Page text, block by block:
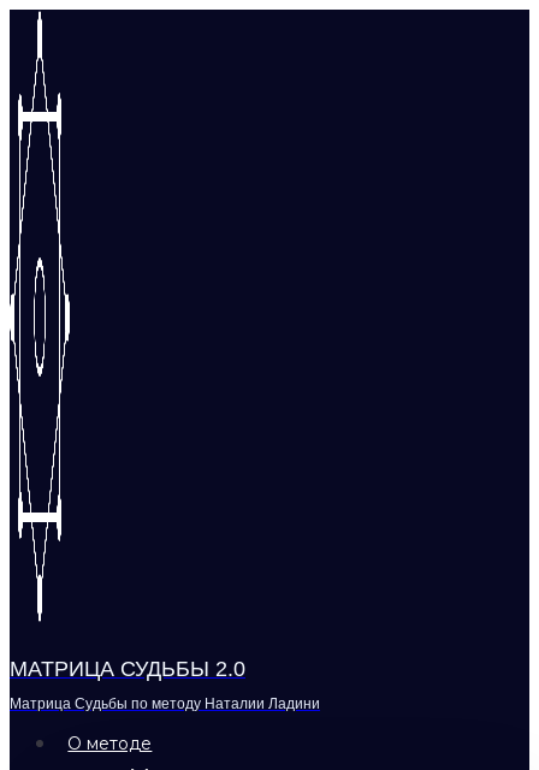
Перейти
содержимому
МАТРИЦА СУДЬБЫ 2.0
Матрица Судьбы по методу Наталии Ладини
О методе